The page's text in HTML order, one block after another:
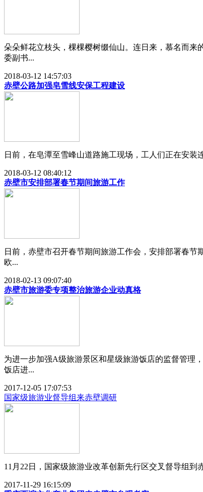
朵朵鲜花立枝头，棵棵樱树缀仙山。连日来，慕名而
委副书...
2018-03-12 14:57:03
赤壁公路加强皂雪线安保工程建设
日前，在皂潭至雪峰山道路施工现场，工人们正在安
2018-03-12 08:40:12
赤壁市安排部署春节期间旅游工作
日前，赤壁市召开春节期间旅游工作会，安排部署春
欧...
2018-02-13 09:07:40
赤壁市旅游委专项整治旅游企业动真格
为进一步加强A级旅游景区和星级旅游饭店的监督管理
饭店进...
2017-12-05 17:07:53
国家级旅游业督导组来赤壁调研
11月22日，国家级旅游业改革创新先行区交叉督导组
2017-11-29 16:15:09